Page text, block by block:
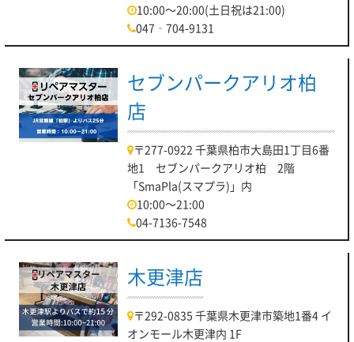
10:00～20:00(土日祝は21:00)
047‐704-9131
セブンパークアリオ柏
店
〒277-0922 千葉県柏市大島田1丁目6番
地1 セブンパークアリオ柏 2階
「SmaPla(スマプラ)」内
10:00～21:00
04-7136-7548
木更津店
〒292-0835 千葉県木更津市築地1番4 イ
オンモール木更津内 1F